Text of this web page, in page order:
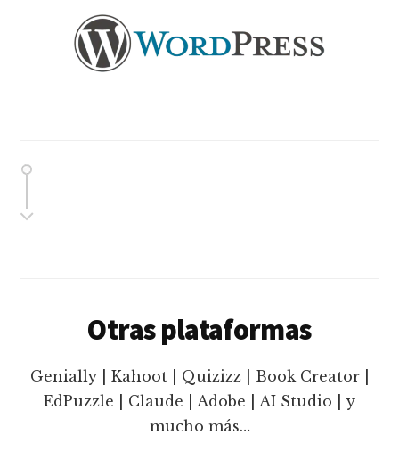
Otras plataformas
Genially | Kahoot | Quizizz | Book Creator |
EdPuzzle | Claude | Adobe | AI Studio | y
mucho más…